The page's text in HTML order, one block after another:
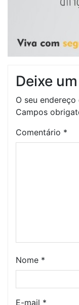
Deixe
O seu
Campos
Comentário *
Nome *
E-mail *